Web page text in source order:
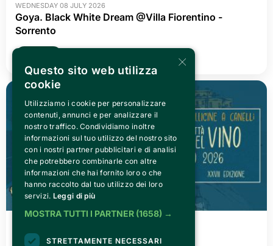
WEDNESDAY 08 JULY 2026
Goya. Black White Dream @Villa Fiorentino -
Sorrento
Canelli città del Vino 2026
×
Questo sito web utilizza
cookie
Utilizziamo i cookie per personalizzare
contenuti, annunci e per analizzare il
nostro traffico. Condividiamo inoltre
informazioni sul tuo utilizzo del nostro sito
con i nostri partner pubblicitari e di analisi
che potrebbero combinarle con altre
informazioni che hai fornito loro o che
hanno raccolto dal tuo utilizzo dei loro
servizi. Leggi di più
MOSTRA TUTTI I PARTNER (1658) →
STRETTAMENTE NECESSARI